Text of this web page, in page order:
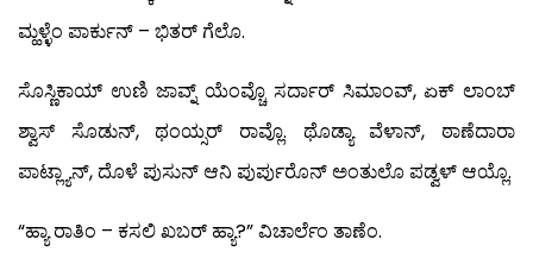
ಮ್ಹಳ್ಳೆಂ ಪಾರ್ಕುನ್ – ಭಿತರ್ ಗೆಲೊ.
ಸೊಸ್ಣಿಕಾಯ್ ಉಣಿ ಜಾವ್ನ್ ಯೆಂವ್ಚೊ ಸರ್ದಾರ್ ಸಿಮಾಂವ್, ಏಕ್ ಲಾಂಬ್
ಶ್ವಾಸ್ ಸೊಡುನ್, ಥಂಯ್ಸರ್ ರಾವ್ಲೊ. ಥೊಡ್ಯಾ ವೆಳಾನ್, ಠಾಣೆದಾರಾ
ಪಾಟ್ಲ್ಯಾನ್, ದೊಳೆ ಪುಸುನ್ ಆನಿ ಪುರ್ಪುರೊನ್ ಅಂತುಲೊ ಪಡ್ವಳ್ ಆಯ್ಲೊ.
“ಹ್ಯಾ ರಾತಿಂ – ಕಸಲಿ ಖಬರ್ ಹ್ಯಾ?” ವಿಚಾರ್ಲೆಂ ತಾಣೆಂ.